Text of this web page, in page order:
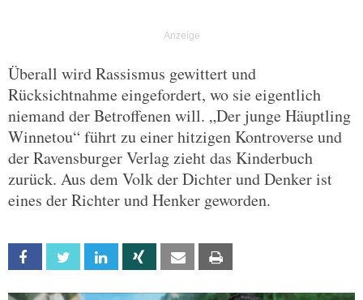
Überall wird Rassismus gewittert und
Rücksichtnahme eingefordert, wo sie eigentlich
niemand der Betroffenen will. „Der junge Häuptling
Winnetou“ führt zu einer hitzigen Kontroverse und
der Ravensburger Verlag zieht das Kinderbuch
zurück. Aus dem Volk der Dichter und Denker ist
eines der Richter und Henker geworden.
Facebook Twitter Linkedin Xing Email